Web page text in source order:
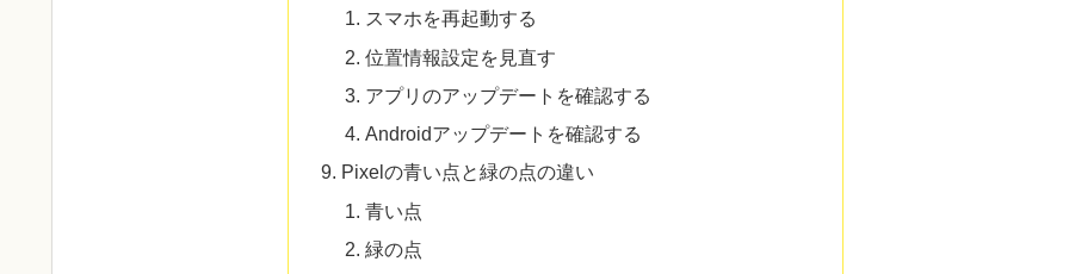
スマホを再起動する
位置情報設定を見直す
アプリのアップデートを確認する
Androidアップデートを確認する
Pixelの青い点と緑の点の違い
青い点
緑の点